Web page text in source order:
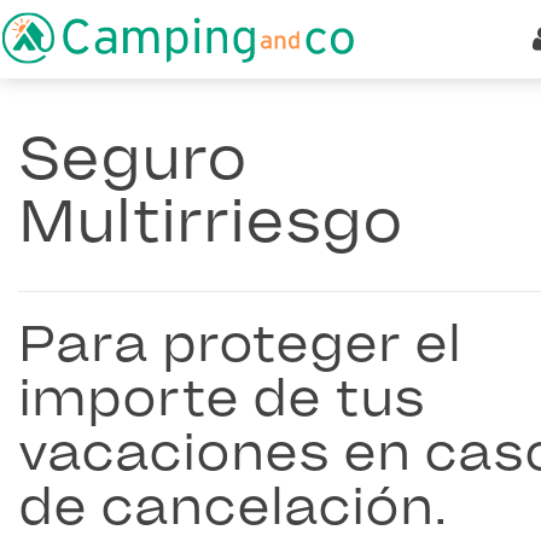
Seguro
Multirriesgo
Para proteger el
importe de tus
vacaciones en
de cancelación.